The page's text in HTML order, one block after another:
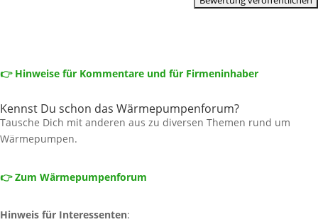
👉 Hinweise für Kommentare und für Firmeninhaber
Kennst Du schon das Wärmepumpenforum?
Tausche Dich mit anderen aus zu diversen Themen rund um
Wärmepumpen.
👉 Zum Wärmepumpenforum
Hinweis für Interessenten: